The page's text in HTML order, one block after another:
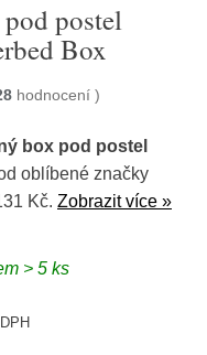
postel
Box
hodnocení )
box pod postel
oblíbené značky
Kč. Zobrazit více »
> 5 ks